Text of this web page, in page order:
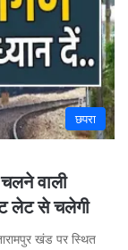
छपरा
वाली
लेट से चलेगी
खंड पर स्थित